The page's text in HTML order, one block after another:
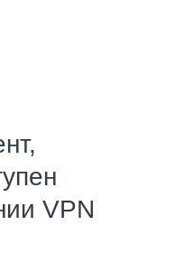
VPN